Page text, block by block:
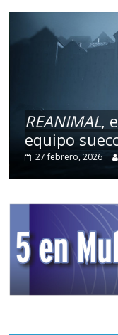
REANIMAL,
equipo
27 febrero, 2026